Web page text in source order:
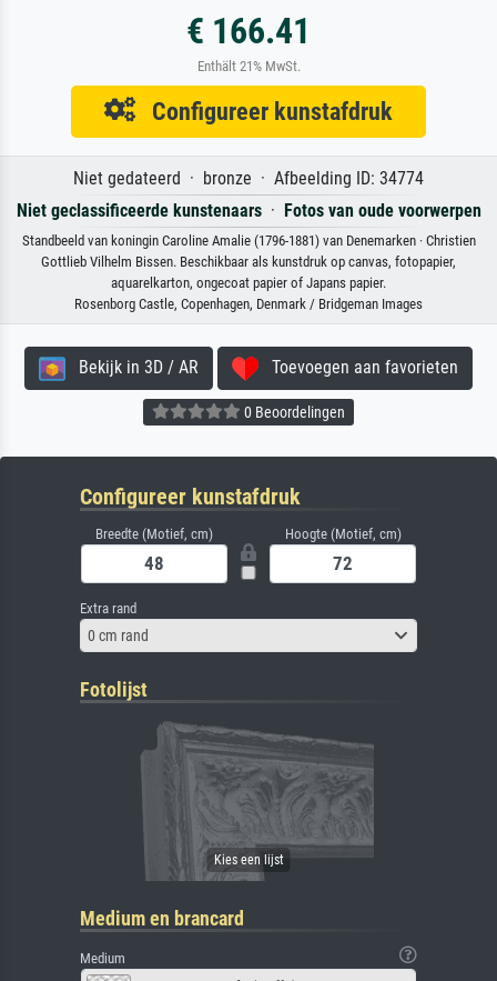
€ 166.41
Enthält 21% MwSt.
Configureer kunstafdruk
Niet gedateerd · bronze · Afbeelding ID: 34774
Niet geclassificeerde kunstenaars· Fotos van oude voorwerpen
Standbeeld van koningin Caroline Amalie (1796-1881) van Denemarken · Christien
Gottlieb Vilhelm Bissen. Beschikbaar als kunstdruk op canvas, fotopapier,
aquarelkarton, ongecoat papier of Japans papier.
Rosenborg Castle, Copenhagen, Denmark / Bridgeman Images
Bekijk in 3D / AR Toevoegen aan favorieten
0 Beoordelingen
Configureer kunstafdruk
Breedte (Motief, cm) Hoogte (Motief, cm)
Extra rand
0 cm rand
Fotolijst
Medium en brancard
Medium